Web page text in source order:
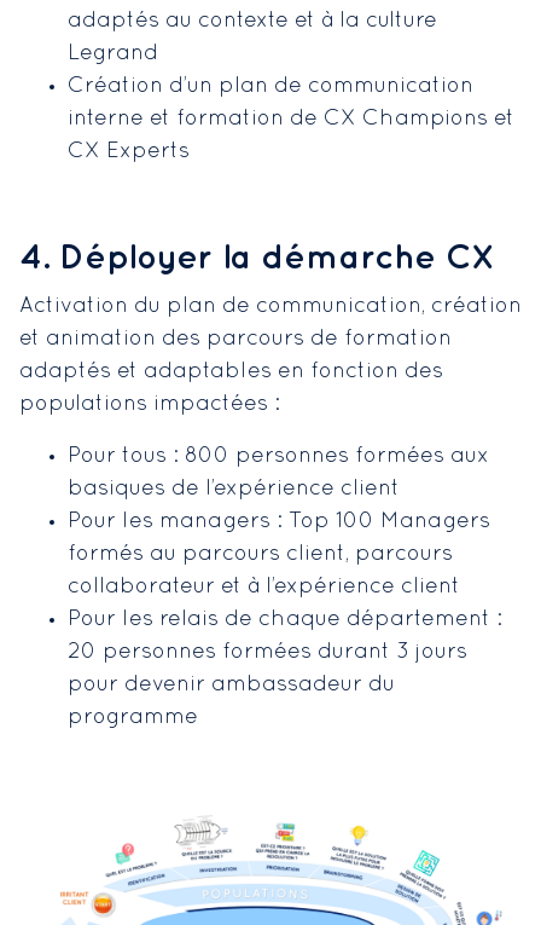
adaptés au contexte et à la culture
Legrand
Création d’un plan de communication
interne et formation de CX Champions et
CX Experts
4. Déployer la démarche CX
Activation du plan de communication, création
et animation des parcours de formation
adaptés et adaptables en fonction des
populations impactées :
Pour tous : 800 personnes formées aux
basiques de l’expérience client
Pour les managers : Top 100 Managers
formés au parcours client, parcours
collaborateur et à l’expérience client
Pour les relais de chaque département :
20 personnes formées durant 3 jours
pour devenir ambassadeur du
programme